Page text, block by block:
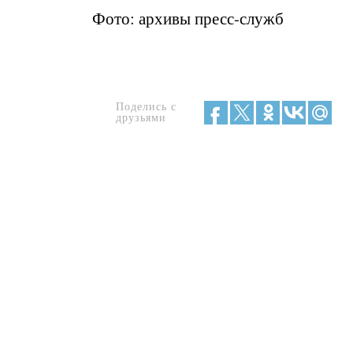
Фото: архивы пресс-служб
Поделись с
друзьями